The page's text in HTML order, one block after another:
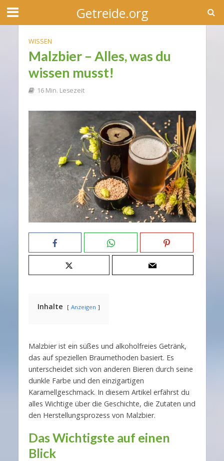
Getreide.org
WISSEN
Malzbier – Alles, was du
wissen musst!
16 Min. Lesezeit
Inhalte Anzeigen
Malzbier ist ein süßes und alkoholfreies Getränk,
das auf speziellen Braumethoden basiert. Es
unterscheidet sich von anderen Bieren durch seine
dunkle Farbe und den einzigartigen
Karamellgeschmack. In diesem Artikel erfährst du
alles Wichtige über die Geschichte, die Zutaten und
den Herstellungsprozess von Malzbier.
Das Wichtigste auf einen
Blick